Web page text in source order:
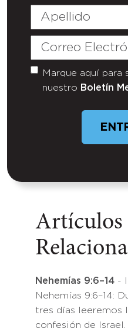
Pila
Apellido
Correo
Untitled
Marque aquí para
nuestro Boletín
Artículos
Nehemías 9:6–14 -
Nehemías 9:6–14:
tres días leeremos
confesión de